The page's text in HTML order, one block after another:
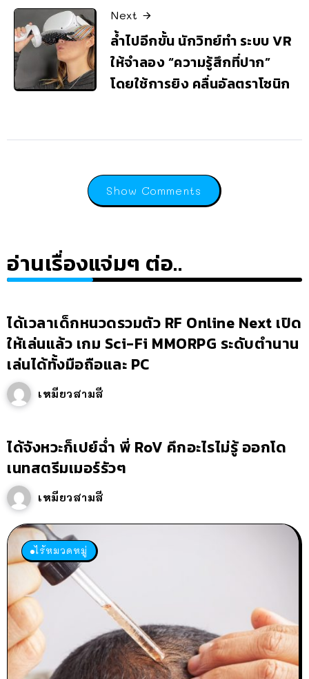
Next
ล้ำไปอีกขั้น นักวิทย์ทำ ระบบ VR
ให้จำลอง “ความรู้สึกที่ปาก”
โดยใช้การยิง คลื่นอัลตราโซนิก
Show Comments
อ่านเรื่องแจ่มๆ ต่อ..
ได้เวลาเด็กหนวดรวมตัว RF Online Next เปิด
ให้เล่นแล้ว เกม Sci-Fi MMORPG ระดับตำนาน
เล่นได้ทั้งมือถือและ PC
เหมียวสามสี
ได้จังหวะก็เปย์ฉ่ำ พี่ RoV คึกอะไรไม่รู้ ออกโด
เนทสตรีมเมอร์รัวๆ
เหมียวสามสี
ไร้หมวดหมู่